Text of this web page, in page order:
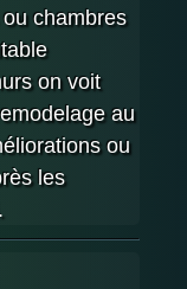
chambres
on voit
au
ou
les